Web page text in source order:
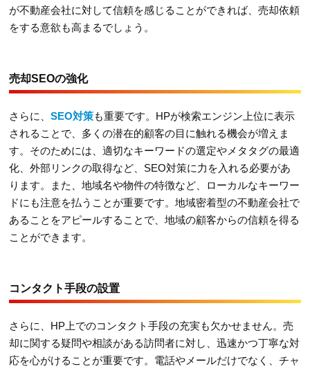
が不動産会社に対して信頼を感じることができれば、売却依頼
をする意欲も高まるでしょう。
売却SEOの強化
さらに、SEO対策も重要です。HPが検索エンジン上位に表示
されることで、多くの潜在的顧客の目に触れる機会が増えま
す。そのためには、適切なキーワードの選定やメタタグの最適
化、外部リンクの取得など、SEO対策に力を入れる必要があ
ります。また、地域名や物件の特徴など、ローカルなキーワー
ドにも注意を払うことが重要です。地域密着型の不動産会社で
あることをアピールすることで、地域の顧客からの信頼を得る
ことができます。
コンタクト手段の設置
さらに、HP上でのコンタクト手段の充実も欠かせません。売
却に関する疑問や相談がある訪問者に対し、迅速かつ丁寧な対
応を心がけることが重要です。電話やメールだけでなく、チャ